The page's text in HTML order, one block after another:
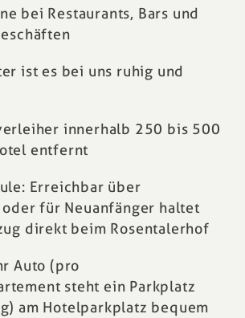
bei Restaurants, Bars und
ist es bei uns ruhig und
innerhalb 250 bis 500
entfernt
: Erreichbar über
für Neuanfänger haltet
direkt beim Rosentalerhof
Auto (pro
steht ein Parkplatz
am Hotelparkplatz bequem